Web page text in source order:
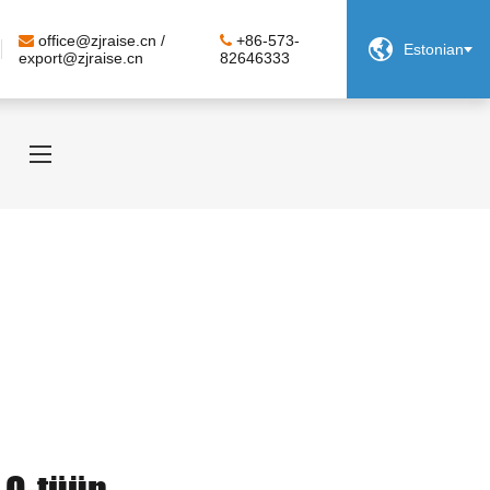
office@zjraise.cn /
export@zjraise.cn
+86-573-
82646333
 Estonian